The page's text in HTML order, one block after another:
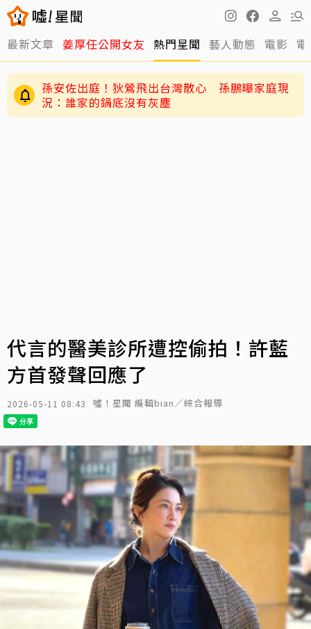
最新文章 姜厚任公開女友 熱門星聞 藝人動態 電影
孫安佐出庭！狄鶯飛出台灣散心 孫鵬曝家庭現
況：誰家的鍋底沒有灰塵
代言的醫美診所遭控偷拍！許藍
方首發聲回應了
2026-05-11 08:43 噓！星聞 編輯bian／綜合報導